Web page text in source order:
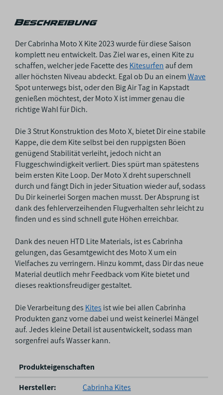
Beschreibung
Der Cabrinha Moto X Kite 2023 wurde für diese Saison
komplett neu entwickelt. Das Ziel war es, einen Kite zu
schaffen, welcher jede Facette des Kitesurfen auf dem
aller höchsten Niveau abdeckt. Egal ob Du an einemWave
Spot unterwegs bist, oder den Big Air Tag in Kapstadt
genießen möchtest, der Moto X ist immer genau die
richtige Wahl für Dich.
Die 3 Strut Konstruktion des Moto X, bietet Dir eine stabile
Kappe, die dem Kite selbst bei den ruppigsten Böen
genügend Stabilität verleiht, jedoch nicht an
Fluggeschwindigkeit verliert. Dies spürt man spätestens
beim ersten Kite Loop. Der Moto X dreht superschnell
durch und fängt Dich in jeder Situation wieder auf, sodass
Du Dir keinerlei Sorgen machen musst. Der Absprung ist
dank des fehlerverzeihenden Flugverhalten sehr leicht zu
finden und es sind schnell gute Höhen erreichbar.
Dank des neuen HTD Lite Materials, ist es Cabrinha
gelungen, das Gesamtgewicht des Moto X um ein
Vielfaches zu verringern. Hinzu kommt, dass Dir das neue
Material deutlich mehr Feedback vom Kite bietet und
dieses reaktionsfreudiger gestaltet.
Die Verarbeitung des Kites ist wie bei allen Cabrinha
Produkten ganz vorne dabei und weist keinerlei Mängel
auf. Jedes kleine Detail ist ausentwickelt, sodass man
sorgenfrei aufs Wasser kann.
Produkteigenschaften
Hersteller:
Cabrinha Kites